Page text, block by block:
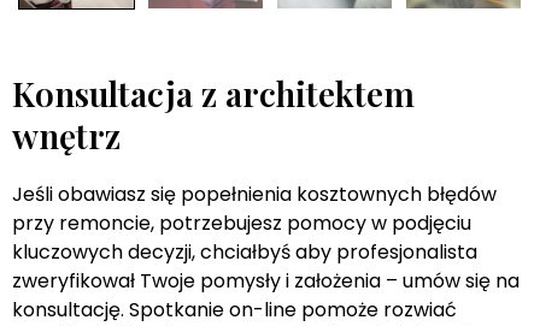
Konsultacja z architektem
wnętrz
Jeśli obawiasz się popełnienia kosztownych błędów
przy remoncie, potrzebujesz pomocy w podjęciu
kluczowych decyzji, chciałbyś aby profesjonalista
zweryfikował Twoje pomysły i założenia – umów się na
konsultację. Spotkanie on-line pomoże rozwiać